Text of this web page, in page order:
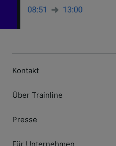
Kontakt
Über Trainline
Presse
Für Unternehmen